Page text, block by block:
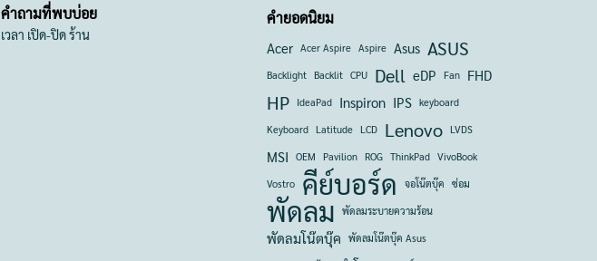
คำถามที่พบบ่อย
เวลา เปิด-ปิด ร้าน
คำยอดนิยม
Acer Acer Aspire Aspire Asus ASUS
Backlight Backlit CPU Dell eDP Fan FHD
HP IdeaPad Inspiron IPS keyboard
Keyboard Latitude LCD Lenovo LVDS
MSI OEM Pavilion ROG ThinkPad VivoBook
Vostro
คีย์บอร์ด จอโน๊ตบุ๊ค ซ่อม
พัดลม พัดลมระบายความร้อน
พัดลมโน๊ตบุ๊ค พัดลมโน๊ตบุ๊ค Asus